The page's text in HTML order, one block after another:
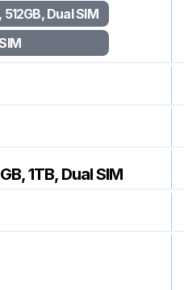
Dual SIM
1TB, Dual SIM